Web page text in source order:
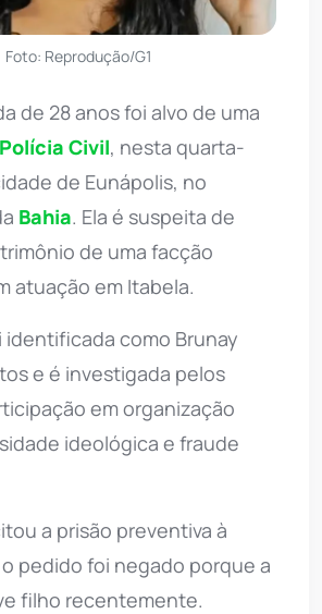
Foto: Reprodução/G1
de 28 anos foi alvo de uma
Polícia Civil, nesta quarta-
de Eunápolis, no
Bahia. Ela é suspeita de
de uma facção
atuação em Itabela.
identificada como Brunay
e é investigada pelos
em organização
ideológica e fraude
a prisão preventiva à
o pedido foi negado porque a
filho recentemente.